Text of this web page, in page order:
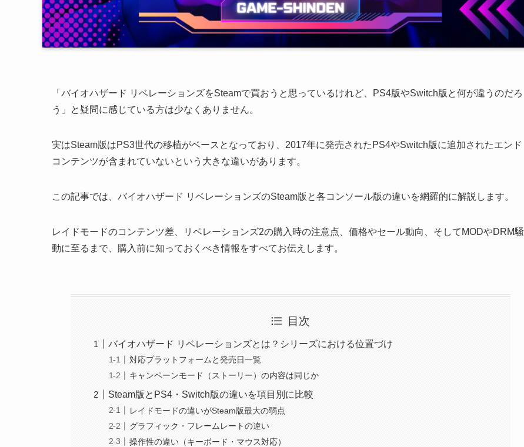
「バイオハザード リベレーションズをSteamで買おうと思っているけれど、PS4版やSwitch版と何が違うのだろ
う」と疑問に感じている方は少なくありません。
実はSteam版はPS3世代の移植がベースとなっており、2017年に発売されたPS4やSwitch版に追加されたエンド
コンテンツが含まれていないという大きな違いがあります。
この記事では、バイオハザード リベレーションズのSteam版と各コンソール版の違いを網羅的に解説します。
レイドモードのコンテンツ差、リベレーションズ2の購入時の注意点、価格やセール動向、そしてMODやDRM騒
動に至るまで、購入前に知っておくべき情報をすべてお伝えします。
目次
バイオハザード リベレーションズとは？シリーズにおける位置づけ
対応プラットフォームと発売日一覧
キャンペーンモード（ストーリー）の内容は同じか
Steam版とPS4・Switch版の違いを項目別に比較
レイドモードの違いがSteam版最大の弱点
グラフィック・フレームレートの違い
操作性の違い（キーボード・マウス対応）